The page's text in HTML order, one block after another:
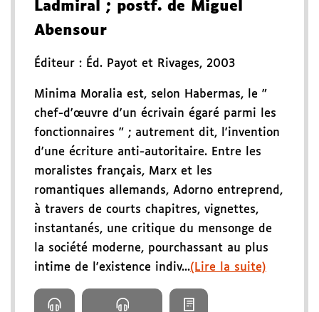
Ladmiral
; postf. de Miguel
Abensour
Éditeur : Éd. Payot et Rivages, 2003
Minima Moralia est, selon Habermas, le "
chef-d'œuvre d'un écrivain égaré parmi les
fonctionnaires " ; autrement dit, l'invention
d'une écriture anti-autoritaire. Entre les
moralistes français, Marx et les
romantiques allemands, Adorno entreprend,
à travers de courts chapitres, vignettes,
instantanés, une critique du mensonge de
la société moderne, pourchassant au plus
intime de l'existence indiv...(Lire la suite)